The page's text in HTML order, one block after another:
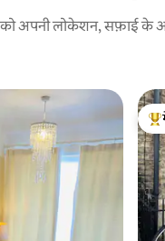
अपनी लोकेशन, सफ़ाई के